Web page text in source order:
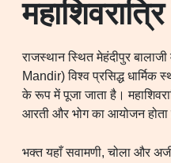
राजस्थान स्थित मेहंदीपुर
Mandir) विश्व प्रसिद्ध धार्मिक
के रूप में पूजा जाता है।
आरती और भोग का आयोजन होता
भक्त यहाँ सवामणी, चोला और